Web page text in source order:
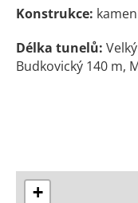
Konstrukce:
Délka tunelů:
Budkovický 140 m,
+